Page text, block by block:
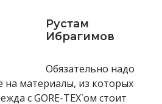
Рустам
Ибрагимов
Обязательно надо
на материалы, из которых
с GORE-TEX`ом стоит